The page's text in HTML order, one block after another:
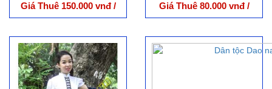
Giá Thuê 150.000 vnđ /
Bộ
Giá Thuê 80.000 vnđ /
Bộ